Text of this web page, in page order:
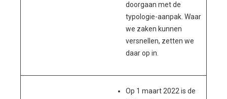
doorgaan met de
typologie-aanpak. Waar
we zaken kunnen
versnellen, zetten we
daar op in.
Op 1 maart 2022 is de